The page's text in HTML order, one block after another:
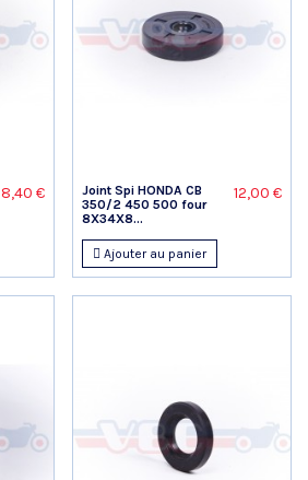
8,40 €
Joint Spi HONDA CB
350/2 450 500 four
8X34X8...
12,00 €
Ajouter au panier